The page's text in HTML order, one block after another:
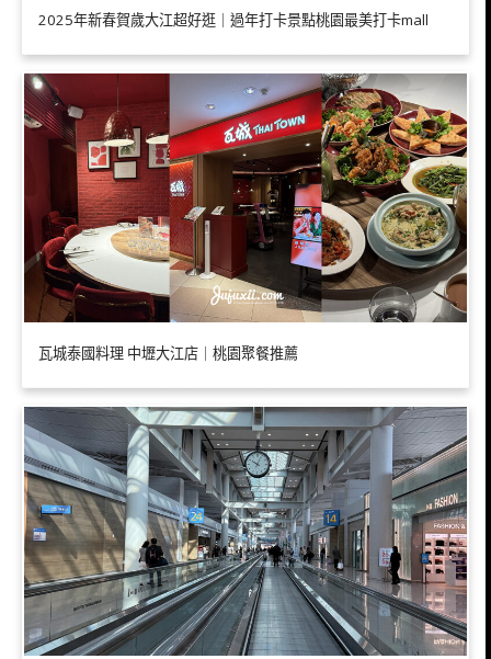
2025年新春賀歲大江超好逛｜過年打卡景點桃園最美打卡mall
瓦城泰國料理 中壢大江店｜桃園聚餐推薦